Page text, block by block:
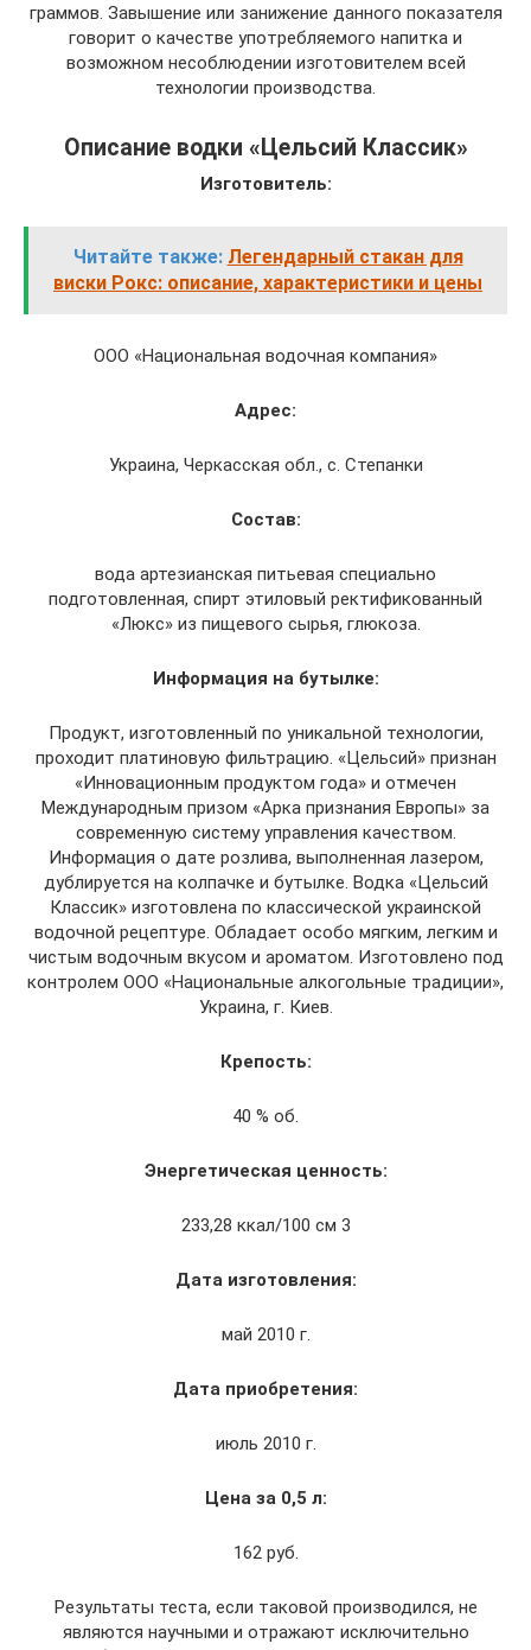
граммов. Завышение или занижение данного показателя
говорит о качестве употребляемого напитка и
возможном несоблюдении изготовителем всей
технологии производства.
Описание водки «Цельсий Классик»
Изготовитель:
Читайте также: Легендарный стакан для
виски Рокс: описание, характеристики и цены
ООО «Национальная водочная компания»
Адрес:
Украина, Черкасская обл., с. Степанки
Состав:
вода артезианская питьевая специально
подготовленная, спирт этиловый ректификованный
«Люкс» из пищевого сырья, глюкоза.
Информация на бутылке:
Продукт, изготовленный по уникальной технологии,
проходит платиновую фильтрацию. «Цельсий» признан
«Инновационным продуктом года» и отмечен
Международным призом «Арка признания Европы» за
современную систему управления качеством.
Информация о дате розлива, выполненная лазером,
дублируется на колпачке и бутылке. Водка «Цельсий
Классик» изготовлена по классической украинской
водочной рецептуре. Обладает особо мягким, легким и
чистым водочным вкусом и ароматом. Изготовлено под
контролем ООО «Национальные алкогольные традиции»,
Украина, г. Киев.
Крепость:
40 % об.
Энергетическая ценность:
233,28 ккал/100 см 3
Дата изготовления:
май 2010 г.
Дата приобретения:
июль 2010 г.
Цена за 0,5 л:
162 руб.
Результаты теста, если таковой производился, не
являются научными и отражают исключительно